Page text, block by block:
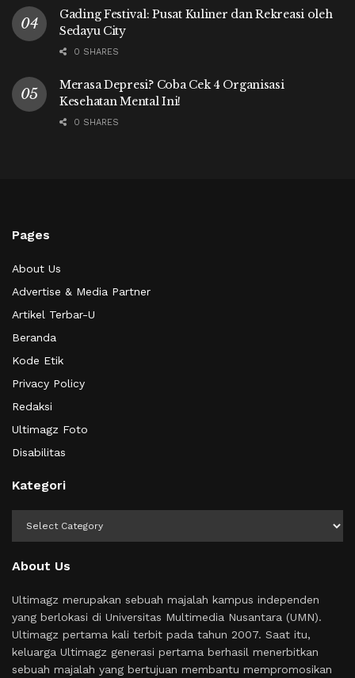
Gading Festival: Pusat Kuliner dan Rekreasi oleh
Sedayu City
0 SHARES
Merasa Depresi? Coba Cek 4 Organisasi
Kesehatan Mental Ini!
0 SHARES
Pages
About Us
Advertise & Media Partner
Artikel Terbar-U
Beranda
Kode Etik
Privacy Policy
Redaksi
Ultimagz Foto
Disabilitas
Kategori
About Us
Ultimagz merupakan sebuah majalah kampus independen
yang berlokasi di Universitas Multimedia Nusantara (UMN).
Ultimagz pertama kali terbit pada tahun 2007. Saat itu,
keluarga Ultimagz generasi pertama berhasil menerbitkan
sebuah majalah yang bertujuan membantu mempromosikan